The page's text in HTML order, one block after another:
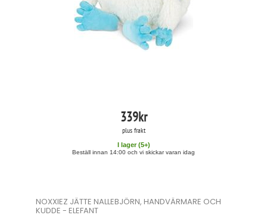
339kr
plus frakt
I lager (5+)
Beställ innan 14:00 och vi skickar varan idag
NOXXIEZ JÄTTE NALLEBJÖRN, HANDVÄRMARE OCH
KUDDE - ELEFANT